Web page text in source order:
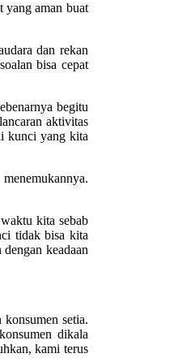
yang aman buat
dan rekan
bisa cepat
begitu
aktivitas
kunci yang kita
kita sebab
tidak bisa kita
keadaan
setia.
dikala
kami terus